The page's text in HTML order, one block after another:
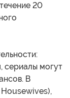
20
сериалы могут
В